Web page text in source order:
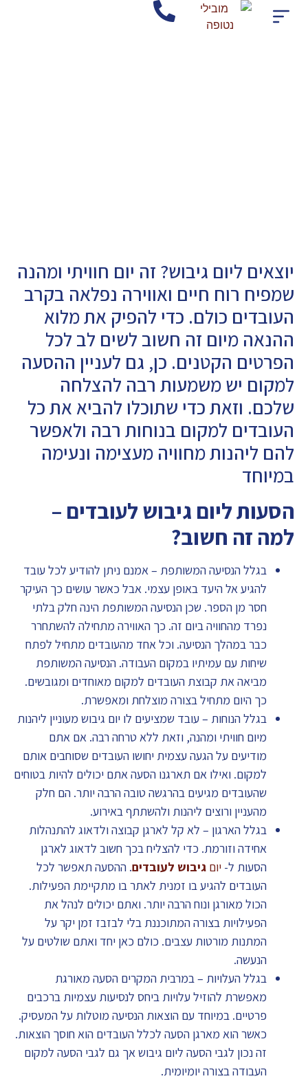
יוצאים ליום גיבוש? זה יום חוויתי ומהנה
שמפיח רוח חיים ואווירה נפלאה בקרב
העובדים כולם. כדי להפיק את מלוא
ההנאה מיום זה חשוב לשים לב לכל
הפרטים הקטנים. כן, גם לעניין ההסעה
למקום יש משמעות רבה להצלחה
שלכם. וזאת כדי שתוכלו להביא את כל
העובדים למקום בנוחות רבה ולאפשר
להם ליהנות מחוויה מעצימה ונעימה
במיוחד
הסעות ליום גיבוש לעובדים –
למה זה חשוב?
בגלל הנסיעה המשותפת – אמנם ניתן להודיע לכל עובד
להגיע אל היעד באופן עצמי. אבל כאשר עושים כך העיקר
חסר מן הספר. שכן הנסיעה המשותפת הינה חלק בלתי
נפרד מהחוויה ביום זה. כך האווירה מתחילה להשתחרר
כבר במהלך הנסיעה. וכל אחד מהעובדים מתחיל לפתח
שיחות עם עמיתיו במקום העבודה. הנסיעה המשותפת
מביאה את קבוצת העובדים למקום מאוחדים ומגובשים.
כך היום מתחיל בצורה מוצלחת ומאפשרת.
בגלל הנוחות – עובד שמציעים לו יום גיבוש מעוניין ליהנות
מיום חוויתי ומהנה, וזאת ללא טרחה רבה. אם אתם
מודיעים על הגעה עצמית יחושו העובדים שסוחבים אותם
למקום. ואילו אם תארגנו הסעה אתם יכולים להיות בטוחים
שהעובדים מגיעים בהרגשה טובה הרבה יותר. הם חלק
מהעניין ורוצים ליהנות ולהשתתף באירוע.
בגלל הארגון – לא קל לארגן קבוצה ולדאוג להתנהלות
אחידה וזורמת. כדי להצליח בכך חשוב לדאוג לארגן
הסעות ל- יום גיבוש לעובדים. ההסעה תאפשר לכל
העובדים להגיע בו זמנית לאתר בו מתקיימת הפעילות.
הכול מאורגן ונוח הרבה יותר. ואתם יכולים לנהל את
הפעילויות בצורה המתוכננת בלי לבזבז זמן יקר על
המתנות מורטות עצבים. כולם כאן יחד ואתם שולטים על
הנעשה.
בגלל העלויות – במרבית המקרים הסעה מאורגת
מאפשרת להוזיל עלויות ביחס לנסיעות עצמיות ברכבים
פרטיים. במיוחד עם הוצאות הנסיעה מוטלות על המעסיק.
כאשר הוא מארגן הסעה לכלל העובדים הוא חוסך הוצאות.
זה נכון לגבי הסעה ליום גיבוש אך גם לגבי הסעה למקום
העבודה בצורה יומיומית.